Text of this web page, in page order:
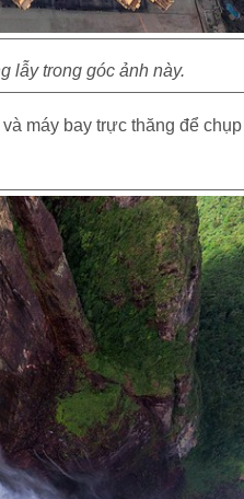
lẫy trong góc ảnh này.
máy bay trực thăng để